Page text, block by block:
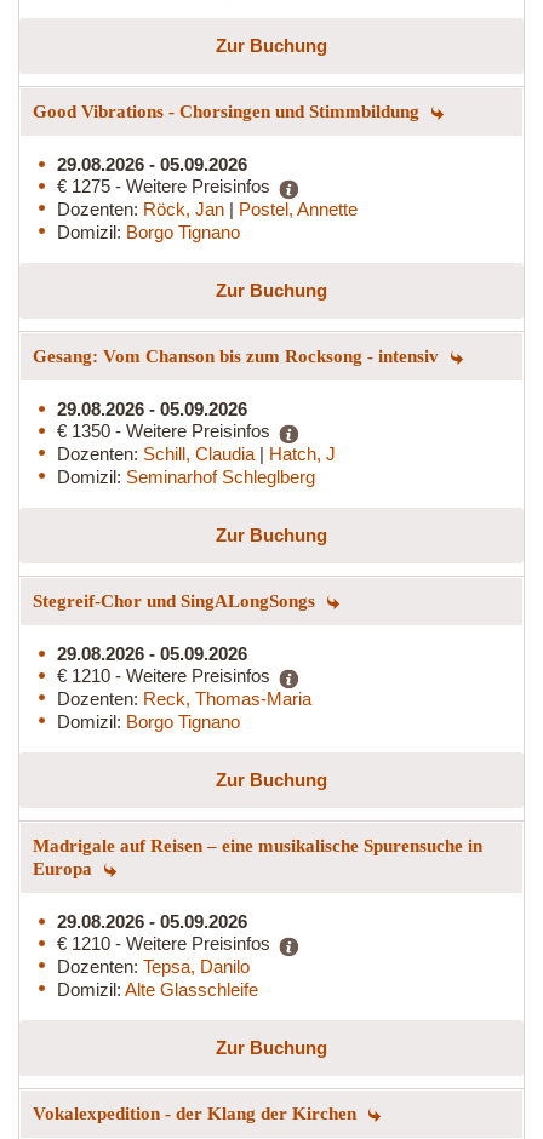
Zur Buchung
Good Vibrations - Chorsingen und Stimmbildung
29.08.2026 - 05.09.2026
€ 1275 - Weitere Preisinfos
Dozenten: Röck, Jan | Postel, Annette
Domizil: Borgo Tignano
Zur Buchung
Gesang: Vom Chanson bis zum Rocksong - intensiv
29.08.2026 - 05.09.2026
€ 1350 - Weitere Preisinfos
Dozenten: Schill, Claudia | Hatch, J
Domizil: Seminarhof Schleglberg
Zur Buchung
Stegreif-Chor und SingALongSongs
29.08.2026 - 05.09.2026
€ 1210 - Weitere Preisinfos
Dozenten: Reck, Thomas-Maria
Domizil: Borgo Tignano
Zur Buchung
Madrigale auf Reisen – eine musikalische Spurensuche in
Europa
29.08.2026 - 05.09.2026
€ 1210 - Weitere Preisinfos
Dozenten: Tepsa, Danilo
Domizil: Alte Glasschleife
Zur Buchung
Vokalexpedition - der Klang der Kirchen